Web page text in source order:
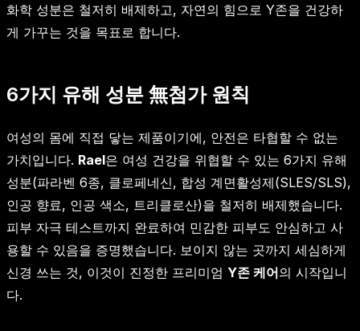
화학 성분은 철저히 배제하고, 자연의 힘으로 Y존을 건강하
게 가꾸는 것을 목표로 합니다.
6가지 유해 성분 無첨가 원칙
여성의 몸에 직접 닿는 제품이기에, 안전은 타협할 수 없는
가치입니다. Rael은 여성 건강을 위협할 수 있는 6가지 유해
성분(파라벤 6종, 클로페네신, 합성 계면활성제(SLES/SLS),
인공 향료, 인공 색소, 트리클로산)을 철저히 배제했습니다.
피부 자극 테스트까지 완료하여 민감한 피부도 안심하고 사
용할 수 있음을 증명했습니다. 보이지 않는 곳까지 세심하게
신경 쓰는 것, 이것이 진정한 프리미엄 Y존 케어의 시작입니
다.